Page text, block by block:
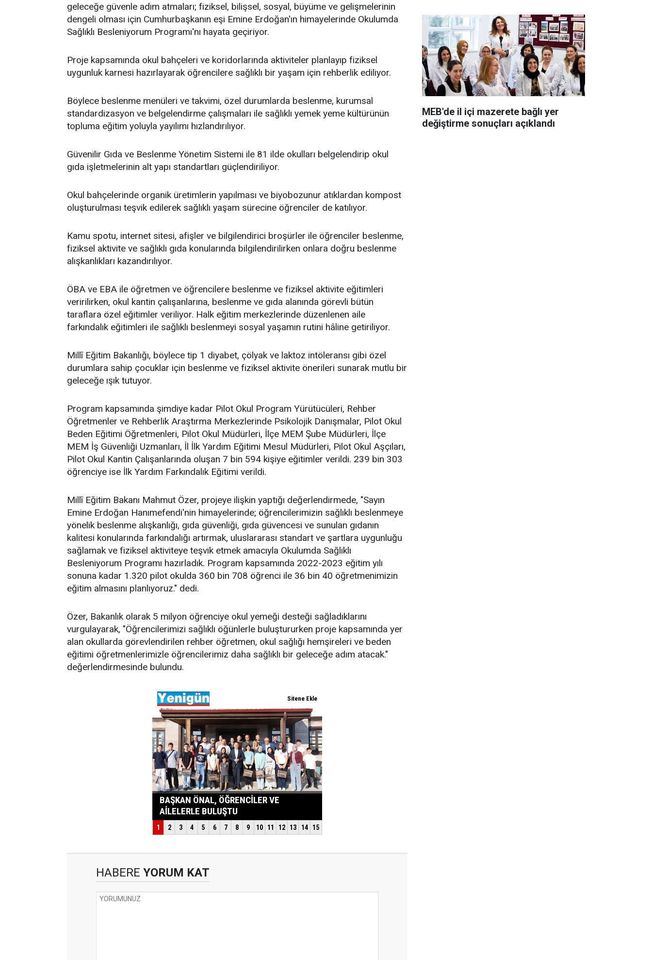
geleceğe güvenle adım atmaları; fiziksel, bilişsel, sosyal, büyüme ve gelişmelerinin
dengeli olması için Cumhurbaşkanın eşi Emine Erdoğan'ın himayelerinde Okulumda
Sağlıklı Besleniyorum Programı'nı hayata geçiriyor.
Proje kapsamında okul bahçeleri ve koridorlarında aktiviteler planlayıp fiziksel
uygunluk karnesi hazırlayarak öğrencilere sağlıklı bir yaşam için rehberlik ediliyor.
Böylece beslenme menüleri ve takvimi, özel durumlarda beslenme, kurumsal
standardizasyon ve belgelendirme çalışmaları ile sağlıklı yemek yeme kültürünün
topluma eğitim yoluyla yayılımı hızlandırılıyor.
Güvenilir Gıda ve Beslenme Yönetim Sistemi ile 81 ilde okulları belgelendirip okul
gıda işletmelerinin alt yapı standartları güçlendiriliyor.
Okul bahçelerinde organik üretimlerin yapılması ve biyobozunur atıklardan kompost
oluşturulması teşvik edilerek sağlıklı yaşam sürecine öğrenciler de katılıyor.
Kamu spotu, internet sitesi, afişler ve bilgilendirici broşürler ile öğrenciler beslenme,
fiziksel aktivite ve sağlıklı gıda konularında bilgilendirilirken onlara doğru beslenme
alışkanlıkları kazandırılıyor.
ÖBA ve EBA ile öğretmen ve öğrencilere beslenme ve fiziksel aktivite eğitimleri
veririlirken, okul kantin çalışanlarına, beslenme ve gıda alanında görevli bütün
taraflara özel eğitimler veriliyor. Halk eğitim merkezlerinde düzenlenen aile
farkındalık eğitimleri ile sağlıklı beslenmeyi sosyal yaşamın rutini hâline getiriliyor.
Millî Eğitim Bakanlığı, böylece tip 1 diyabet, çölyak ve laktoz intöleransı gibi özel
durumlara sahip çocuklar için beslenme ve fiziksel aktivite önerileri sunarak mutlu bir
geleceğe ışık tutuyor.
Program kapsamında şimdiye kadar Pilot Okul Program Yürütücüleri, Rehber
Öğretmenler ve Rehberlik Araştırma Merkezlerinde Psikolojik Danışmalar, Pilot Okul
Beden Eğitimi Öğretmenleri, Pilot Okul Müdürleri, İlçe MEM Şube Müdürleri, İlçe
MEM İş Güvenliği Uzmanları, İl İlk Yardım Eğitimi Mesul Müdürleri, Pilot Okul Aşçıları,
Pilot Okul Kantin Çalışanlarında oluşan 7 bin 594 kişiye eğitimler verildi. 239 bin 303
öğrenciye ise İlk Yardım Farkındalık Eğitimi verildi.
Millî Eğitim Bakanı Mahmut Özer, projeye ilişkin yaptığı değerlendirmede, "Sayın
Emine Erdoğan Hanımefendi'nin himayelerinde; öğrencilerimizin sağlıklı beslenmeye
yönelik beslenme alışkanlığı, gıda güvenliği, gıda güvencesi ve sunulan gıdanın
kalitesi konularında farkındalığı artırmak, uluslararası standart ve şartlara uygunluğu
sağlamak ve fiziksel aktiviteye teşvik etmek amacıyla Okulumda Sağlıklı
Besleniyorum Programı hazırladık. Program kapsamında 2022-2023 eğitim yılı
sonuna kadar 1.320 pilot okulda 360 bin 708 öğrenci ile 36 bin 40 öğretmenimizin
eğitim almasını planlıyoruz." dedi.
Özer, Bakanlık olarak 5 milyon öğrenciye okul yemeği desteği sağladıklarını
vurgulayarak, "Öğrencilerimizi sağlıklı öğünlerle buluştururken proje kapsamında yer
alan okullarda görevlendirilen rehber öğretmen, okul sağlığı hemşireleri ve beden
eğitimi öğretmenlerimizle öğrencilerimiz daha sağlıklı bir geleceğe adım atacak."
değerlendirmesinde bulundu.
HABERE YORUM KAT
MEB'de il içi mazerete bağlı yer
değiştirme sonuçları açıklandı